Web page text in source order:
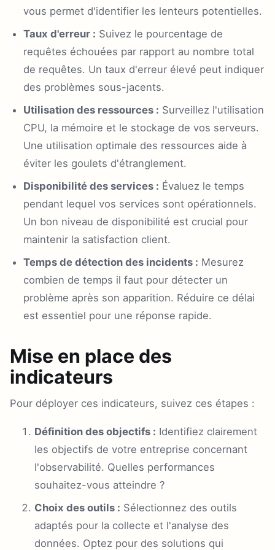
vous permet d'identifier les lenteurs potentielles.
Taux d'erreur : Suivez le pourcentage de
requêtes échouées par rapport au nombre total
de requêtes. Un taux d'erreur élevé peut indiquer
des problèmes sous-jacents.
Utilisation des ressources : Surveillez l'utilisation
CPU, la mémoire et le stockage de vos serveurs.
Une utilisation optimale des ressources aide à
éviter les goulets d'étranglement.
Disponibilité des services : Évaluez le temps
pendant lequel vos services sont opérationnels.
Un bon niveau de disponibilité est crucial pour
maintenir la satisfaction client.
Temps de détection des incidents : Mesurez
combien de temps il faut pour détecter un
problème après son apparition. Réduire ce délai
est essentiel pour une réponse rapide.
Mise en place des
indicateurs
Pour déployer ces indicateurs, suivez ces étapes :
Définition des objectifs : Identifiez clairement
les objectifs de votre entreprise concernant
l'observabilité. Quelles performances
souhaitez-vous atteindre ?
Choix des outils : Sélectionnez des outils
adaptés pour la collecte et l'analyse des
données. Optez pour des solutions qui